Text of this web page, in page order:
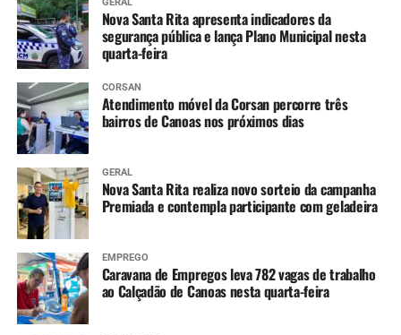
Nova Santa Rita apresenta indicadores da
segurança pública e lança Plano Municipal nesta
quarta-feira
CORSAN
Atendimento móvel da Corsan percorre três
bairros de Canoas nos próximos dias
GERAL
Nova Santa Rita realiza novo sorteio da campanha
Premiada e contempla participante com geladeira
EMPREGO
Caravana de Empregos leva 782 vagas de trabalho
ao Calçadão de Canoas nesta quarta-feira